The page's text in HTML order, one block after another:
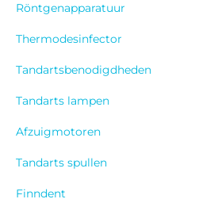
Röntgenapparatuur
Thermodesinfector
Tandartsbenodigdheden
Tandarts lampen
Afzuigmotoren
Tandarts spullen
Finndent